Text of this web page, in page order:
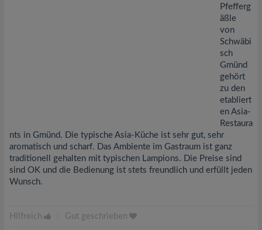
Pfefferg
äßle
von
Schwäbi
sch
Gmünd
gehört
zu den
etabliert
en Asia-
Restaura
nts in Gmünd. Die typische Asia-Küche ist sehr gut, sehr
aromatisch und scharf. Das Ambiente im Gastraum ist ganz
traditionell gehalten mit typischen Lampions. Die Preise sind
sind OK und die Bedienung ist stets freundlich und erfüllt jeden
Wunsch.
Hilfreich Gut geschrieben